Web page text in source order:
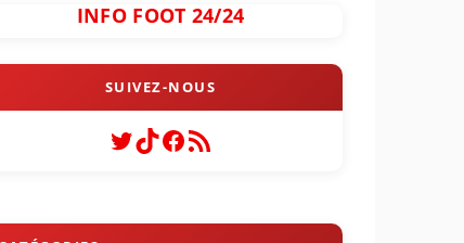
INFO FOOT 24/24
Twitter
TikTok
Facebook
Flux RSS